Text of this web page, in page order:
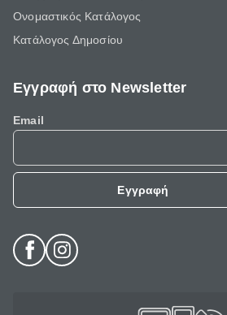
Ονομαστικός Κατάλογος
Κατάλογος Δημοσίου
Εγγραφή στο Newsletter
Email
Εγγραφή